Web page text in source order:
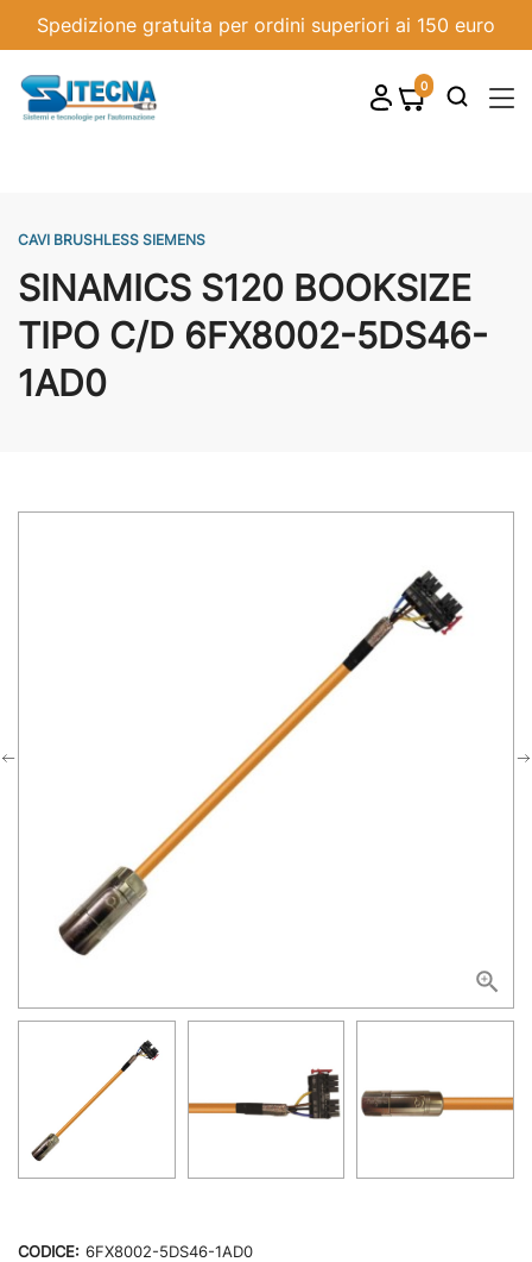
Spedizione gratuita per ordini superiori ai 150 euro
 shopping_cart0
CAVI BRUSHLESS SIEMENS
SINAMICS S120 BOOKSIZE
TIPO C/D 6FX8002-5DS46-
1AD0
CODICE: 6FX8002-5DS46-1AD0